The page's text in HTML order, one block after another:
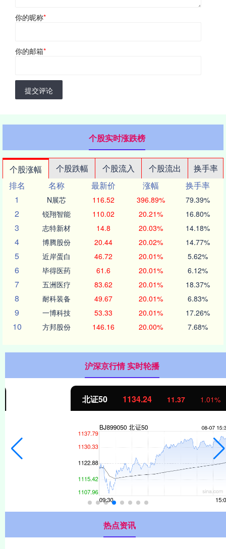
你的昵称*
你的邮箱*
提交评论
个股实时涨跌榜
个股涨幅 个股跌幅 个股流入 个股流出
换手率
排名
名称 最新价 涨幅
换手率
1
N展芯 116.52 396.89% 79.39%
2 锐翔智能 110.02 20.21% 16.80%
3 志特新材 14.8 20.03% 14.18%
4 博腾股份 20.44 20.02% 14.77%
5 近岸蛋白 46.72 20.01% 5.62%
6 毕得医药 61.6 20.01% 6.12%
7 五洲医疗 83.62 20.01% 18.37%
8 耐科装备 49.67 20.01% 6.83%
9 一博科技 53.33 20.01% 17.26%
10 方邦股份 146.16 20.00% 7.68%
沪深京行情 实时轮播
1134.24 11.37 1.01%
热点资讯